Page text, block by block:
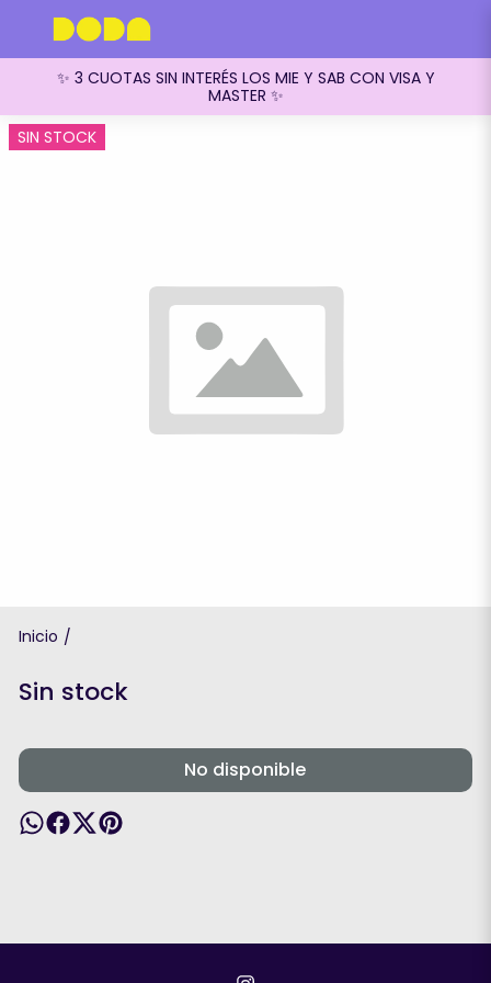
✨ 3 CUOTAS SIN INTERÉS LOS MIE Y SAB CON VISA Y
MASTER ✨
SIN STOCK
Inicio /
Sin stock
No disponible